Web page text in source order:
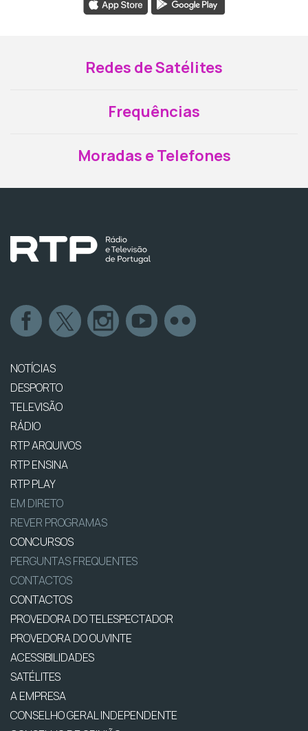
Redes de Satélites
Frequências
Moradas e Telefones
NOTÍCIAS
DESPORTO
TELEVISÃO
RÁDIO
RTP ARQUIVOS
RTP ENSINA
RTP PLAY
EM DIRETO
REVER PROGRAMAS
CONCURSOS
PERGUNTAS FREQUENTES
CONTACTOS
CONTACTOS
PROVEDORA DO TELESPECTADOR
PROVEDORA DO OUVINTE
ACESSIBILIDADES
SATÉLITES
A EMPRESA
CONSELHO GERAL INDEPENDENTE